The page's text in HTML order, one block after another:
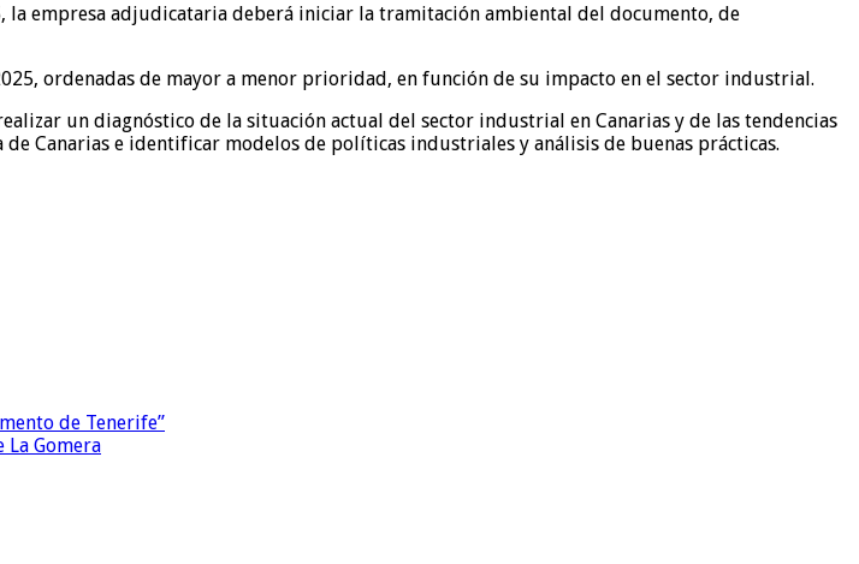
empresa adjudicataria deberá iniciar la tramitación ambiental del documento, de
ordenadas de mayor a menor prioridad, en función de su impacto en el sector industrial.
un diagnóstico de la situación actual del sector industrial en Canarias y de las tendencias
Canarias e identificar modelos de políticas industriales y análisis de buenas prácticas.
de Tenerife”
Gomera